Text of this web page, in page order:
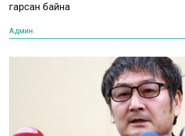
гарсан байна
Админ